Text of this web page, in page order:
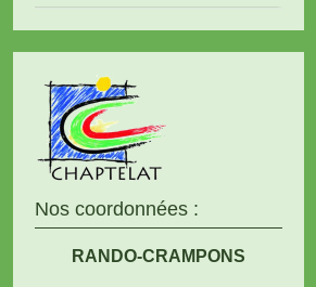
Nos coordonnées :
RANDO-CRAMPONS